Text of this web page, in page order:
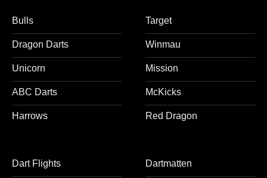
Bulls
Dragon Darts
Unicorn
ABC Darts
Harrows
Target
Winmau
Mission
McKicks
Red Dragon
Dart Flights Dartmatten